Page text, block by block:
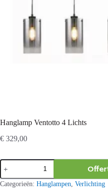
Hanglamp Ventotto 4 Lichts
€ 329,00
Hanglamp
Ventotto
4
Lichts
Categorieën: Hanglampen Verlichting